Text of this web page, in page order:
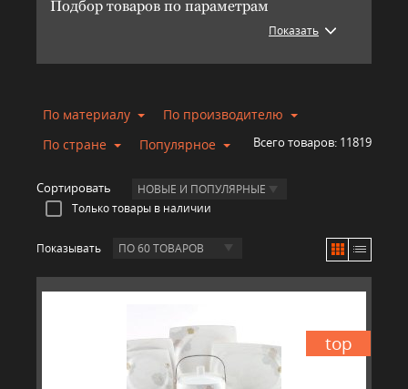
Подбор товаров по параметрам
Показать
По материалу
По производителю
По стране
Популярное Всего товаров: 11819
Сортировать НОВЫЕ И ПОПУЛЯРНЫЕ
Только товары в наличии
Показывать ПО 60 ТОВАРОВ
top